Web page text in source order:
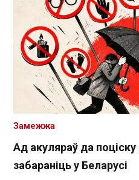
Ад акуляраў да
забараніць у Беларусі
Замежжа